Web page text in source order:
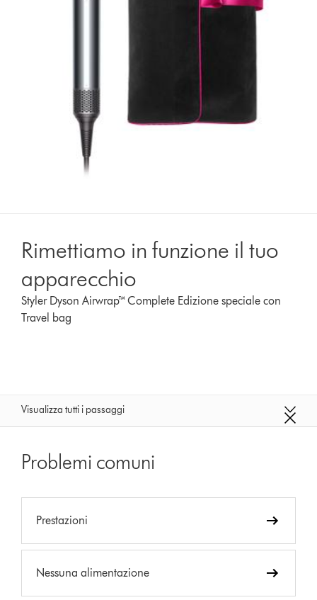
Rimettiamo in funzione il tuo
apparecchio
Styler Dyson Airwrap™ Complete Edizione speciale con
Travel bag
Visualizza tutti i passaggi
Problemi comuni
Prestazioni
Nessuna alimentazione